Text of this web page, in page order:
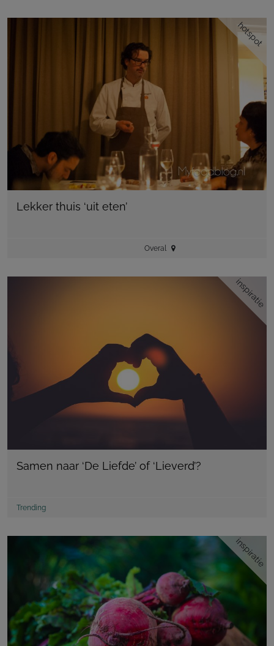
hotspot
Lekker thuis ‘uit eten’
Overal
inspiratie
Samen naar ‘De Liefde’ of ‘Lieverd’?
Trending
inspiratie